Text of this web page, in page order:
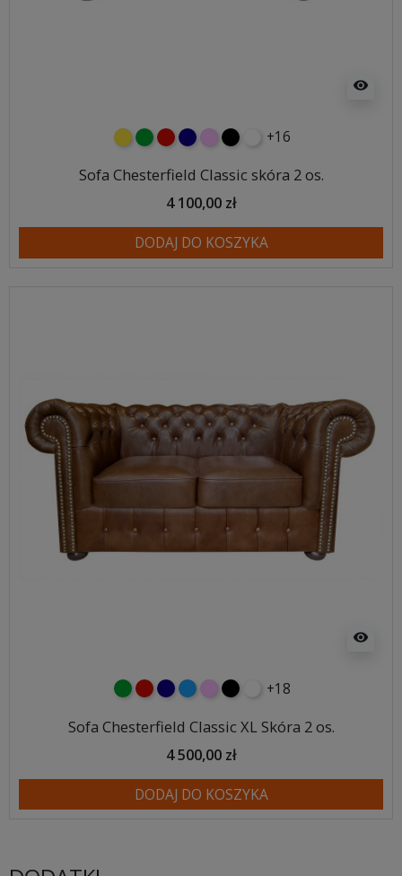
visibility
żółtyzielonyczerwony
granatowy
różowyczarnybiały+16
Sofa Chesterfield Classic skóra 2 os.
4 100,00 zł
DODAJ DO KOSZYKA
visibility
zielonyczerwony
granatowy
niebieski
różowyczarnybiały+18
Sofa Chesterfield Classic XL Skóra 2 os.
4 500,00 zł
DODAJ DO KOSZYKA